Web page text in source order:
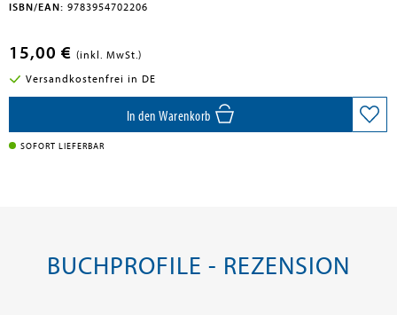
ISBN/EAN: 9783954702206
15,00 € (inkl. MwSt.)
Versandkostenfrei in DE
In den Warenkorb
SOFORT LIEFERBAR
BUCHPROFILE - REZENSION